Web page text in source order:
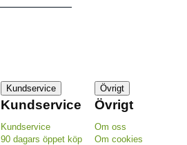
Kundservice
Kundservice
Kundservice
90 dagars öppet köp
Övrigt
Övrigt
Om oss
Om cookies